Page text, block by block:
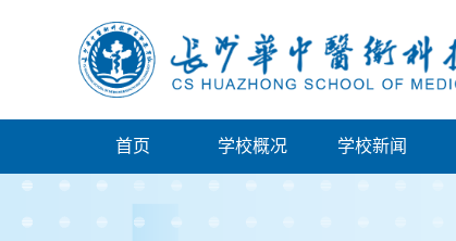
首页 学校概况 学校新闻